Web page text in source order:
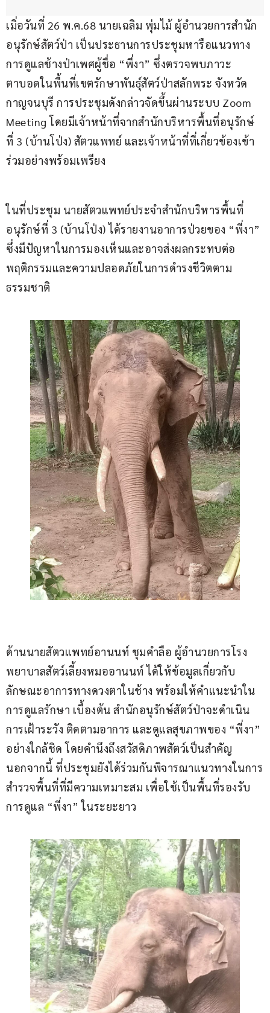
เมิ่อวันที่ 26 พ.ค.68 นายเฉลิม พุ่มไม้ ผู้อำนวยการสำนัก
อนุรักษ์สัตว์ป่า เป็นประธานการประชุมหารือแนวทาง
การดูแลช้างป่าเพศผู้ชื่อ “พี่งา” ซึ่งตรวจพบภาวะ
ตาบอดในพื้นที่เขตรักษาพันธุ์สัตว์ป่าสลักพระ จังหวัด
กาญจนบุรี การประชุมดังกล่าวจัดขึ้นผ่านระบบ Zoom
Meeting โดยมีเจ้าหน้าที่จากสำนักบริหารพื้นที่อนุรักษ์
ที่ 3 (บ้านโป่ง) สัตวแพทย์ และเจ้าหน้าที่ที่เกี่ยวข้องเข้า
ร่วมอย่างพร้อมเพรียง
ในที่ประชุม นายสัตวแพทย์ประจำสำนักบริหารพื้นที่
อนุรักษ์ที่ 3 (บ้านโป่ง) ได้รายงานอาการป่วยของ “พี่งา”
ซึ่งมีปัญหาในการมองเห็นและอาจส่งผลกระทบต่อ
พฤติกรรมและความปลอดภัยในการดำรงชีวิตตาม
ธรรมชาติ
ด้านนายสัตวแพทย์อานนท์ ชุมคำลือ ผู้อำนวยการโรง
พยาบาลสัตว์เลี้ยงหมออานนท์ ได้ให้ข้อมูลเกี่ยวกับ
ลักษณะอาการทางดวงตาในช้าง พร้อมให้คำแนะนำใน
การดูแลรักษา เบื้องต้น สำนักอนุรักษ์สัตว์ป่าจะดำเนิน
การเฝ้าระวัง ติดตามอาการ และดูแลสุขภาพของ “พี่งา”
อย่างใกล้ชิด โดยคำนึงถึงสวัสดิภาพสัตว์เป็นสำคัญ
นอกจากนี้ ที่ประชุมยังได้ร่วมกันพิจารณาแนวทางในการ
สำรวจพื้นที่ที่มีความเหมาะสม เพื่อใช้เป็นพื้นที่รองรับ
การดูแล “พี่งา” ในระยะยาว